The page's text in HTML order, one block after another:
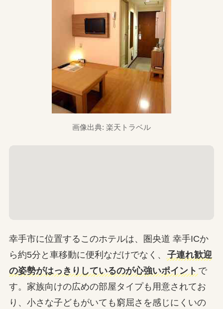
画像出典: 楽天トラベル
幸手市に位置するこのホテルは、圏央道 幸手ICか
ら約5分と車移動に便利なだけでなく、
子連れ歓迎
の姿勢がはっきりしているのが心強いポイント で
す。家族向けの広めの部屋タイプも用意されてお
り、小さな子どもがいても窮屈さを感じにくいの